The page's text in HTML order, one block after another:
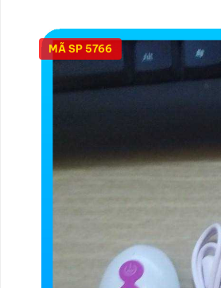
MÃ SP 5766